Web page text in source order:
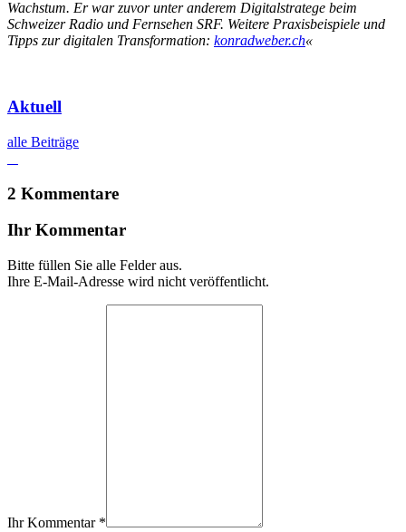
Wachstum. Er war zuvor unter anderem Digitalstratege beim
Schweizer Radio und Fernsehen SRF. Weitere Praxisbeispiele und
Tipps zur digitalen Transformation: konradweber.ch«
Aktuell
alle Beiträge
2 Kommentare
Ihr Kommentar
Bitte füllen Sie alle Felder aus.
Ihre E-Mail-Adresse wird nicht veröffentlicht.
Ihr Kommentar *